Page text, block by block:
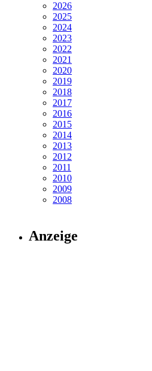
2026
2025
2024
2023
2022
2021
2020
2019
2018
2017
2016
2015
2014
2013
2012
2011
2010
2009
2008
Anzeige